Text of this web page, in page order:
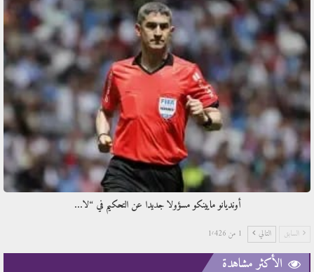
أونديانو مايينكو مسؤولا جديدا عن التحكيم في “لا…
السابق التالي 1 من 1٬426
الأكثر مشاهدة